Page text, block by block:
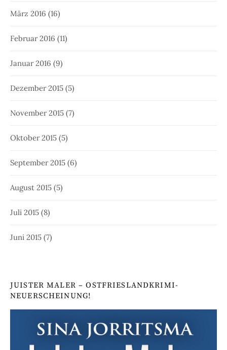
März 2016 (16)
Februar 2016 (11)
Januar 2016 (9)
Dezember 2015 (5)
November 2015 (7)
Oktober 2015 (5)
September 2015 (6)
August 2015 (5)
Juli 2015 (8)
Juni 2015 (7)
JUISTER MALER – OSTFRIESLANDKRIMI-
NEUERSCHEINUNG!